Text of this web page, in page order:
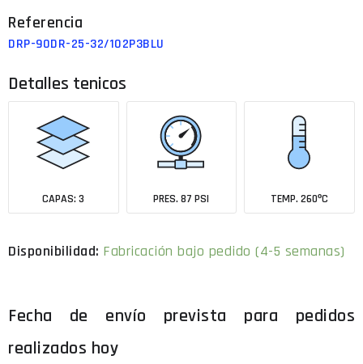
DRP-90DR-25-32/102P3BLU
Detalles tenicos
CAPAS: 3 PRES. 87 PSI TEMP. 260ºC
Fabricación bajo pedido (4-5 semanas)